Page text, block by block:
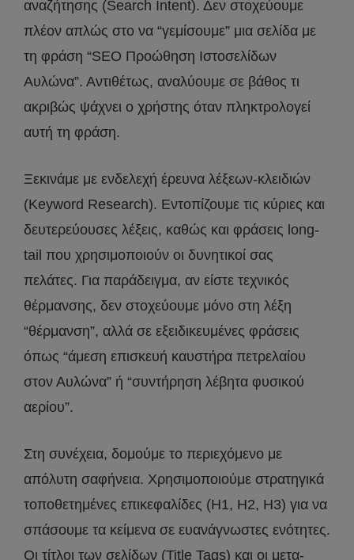
αναζήτησης (Search Intent). Δεν στοχεύουμε
πλέον απλώς στο να “γεμίσουμε” μια σελίδα με
τη φράση “SEO Προώθηση Ιστοσελίδων
Αυλώνα”. Αντιθέτως, αναλύουμε σε βάθος τι
ακριβώς ψάχνει ο χρήστης όταν πληκτρολογεί
αυτή τη φράση.
Ξεκινάμε με ενδελεχή έρευνα λέξεων-κλειδιών
(Keyword Research). Εντοπίζουμε τις κύριες και
δευτερεύουσες λέξεις, καθώς και φράσεις long-
tail που χρησιμοποιούν οι δυνητικοί σας
πελάτες. Για παράδειγμα, αν είστε τεχνικός
θέρμανσης, δεν στοχεύουμε μόνο στη λέξη
“θέρμανση”, αλλά σε εξειδικευμένες φράσεις
όπως “άμεση επισκευή καυστήρα πετρελαίου
στον Αυλώνα” ή “συντήρηση λέβητα φυσικού
αερίου”.
Στη συνέχεια, δομούμε το περιεχόμενο με
απόλυτη σαφήνεια. Χρησιμοποιούμε στρατηγικά
τοποθετημένες επικεφαλίδες (H1, H2, H3) για να
σπάσουμε τα κείμενα σε ευανάγνωστες ενότητες.
Οι τίτλοι των σελίδων (Title Tags) και οι μετα-